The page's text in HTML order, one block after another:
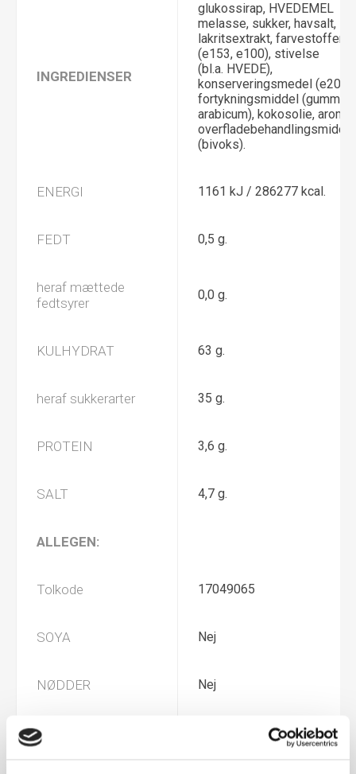
INGREDIENSER
glukossirap, HVEDEMEL
melasse, sukker, havsalt,
lakritsextrakt, farvestoffer
(e153, e100), stivelse
(bl.a. HVEDE),
konserveringsmedel (e200),
fortykningsmiddel (gummi
arabicum), kokosolie, aroma,
overfladebehandlingsmiddel
(bivoks).
ENERGI 1161 kJ / 286277 kcal.
FEDT 0,5 g.
heraf mættede
fedtsyrer
0,0 g.
KULHYDRAT 63 g.
heraf sukkerarter 35 g.
PROTEIN 3,6 g.
SALT 4,7 g.
ALLEGEN:
Tolkode 17049065
SOYA Nej
NØDDER Nej
JORDNØDDER